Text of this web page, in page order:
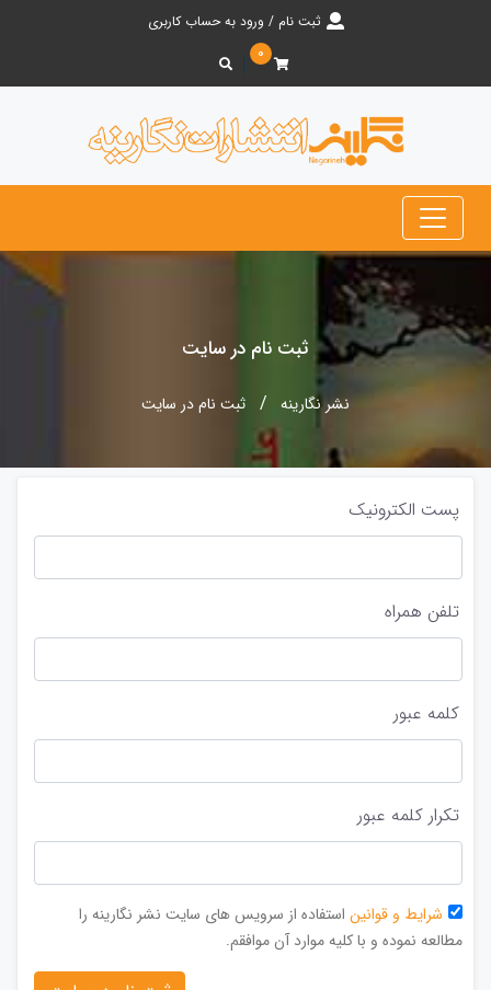
ثبت نام / ورود به حساب کاربری
۰
ثبت نام در سایت
نشر نگارینه ثبت نام در سایت
پست الکترونیک
تلفن همراه
کلمه عبور
تکرار کلمه عبور
شرایط و قوانین استفاده از سرویس های سایت نشر نگارینه را
مطالعه نموده و با کلیه موارد آن موافقم.